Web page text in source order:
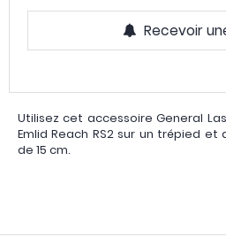
Recevoir
Utilisez cet accessoire General
Emlid Reach RS2 sur un trépied
de 15 cm.